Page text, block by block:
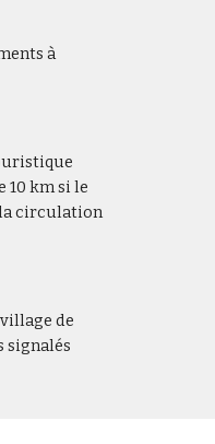
à
10 km si le
la circulation
de
signalés